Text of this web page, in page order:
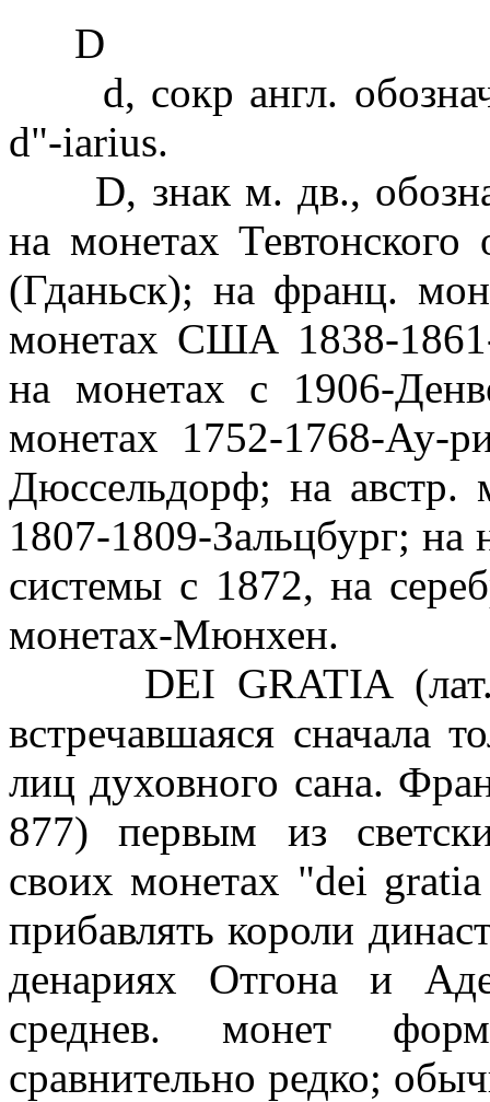
D
d, сокр англ.
d"-iarius.
D, знак м. дв.,
на монетах
(Гданьск); на франц.
монетах США 1838-
на монетах с 1906-
монетах 1752-1768-Ау-
Дюссельдорф; на австр.
1807-1809-Зальцбург; на
системы с 1872, на
монетах-Мюнхен.
DEI GRATIA (лат.-
встречавшаяся сначала
лиц духовного сана.
877) первым из
своих монетах "dei
прибавлять короли
денариях Отгона и
среднев. монет
сравнительно редко;